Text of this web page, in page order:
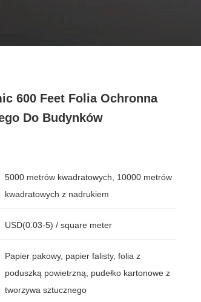
600 Feet Folia Ochronna
Do Budynków
5000 metrów kwadratowych, 10000 metrów
kwadratowych z nadrukiem
USD(0.03-5) / square meter
Papier pakowy, papier falisty, folia z
poduszką powietrzną, pudełko kartonowe z
tworzywa sztucznego